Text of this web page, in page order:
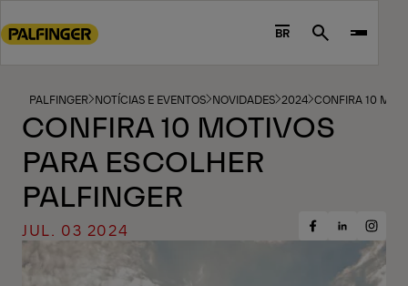
to
footer
content
BR Search
PALFINGER NOTÍCIAS E EVENTOS NOVIDADES 2024 CONFIRA 10
CONFIRA 10 MOTIVOS
PARA ESCOLHER
PALFINGER
JUL. 03 2024
Share
Facebook
Share
LinkedIn
Share
on